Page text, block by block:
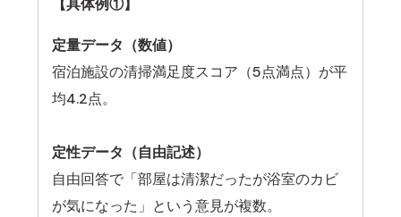
【具体例①】
定量データ（数値）
宿泊施設の清掃満足度スコア（5点満点）が平
均4.2点。
定性データ（自由記述）
自由回答で「部屋は清潔だったが浴室のカビ
が気になった」という意見が複数。